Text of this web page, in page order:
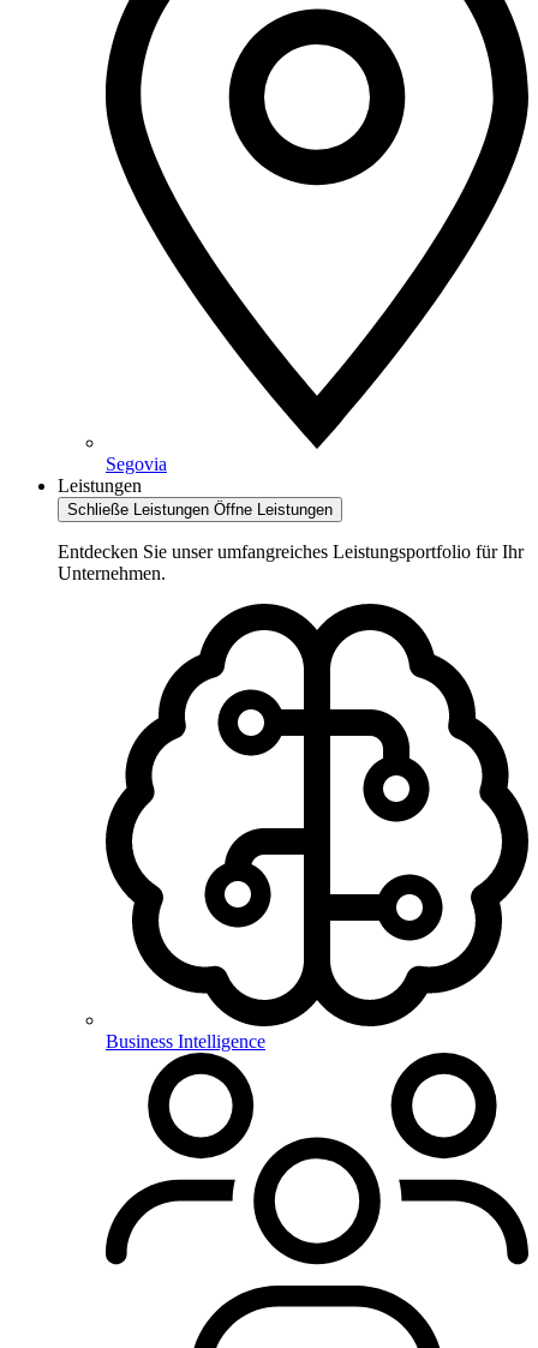
Segovia
Leistungen
Schließe Leistungen Öffne Leistungen
Entdecken Sie unser umfangreiches Leistungsportfolio für Ihr
Unternehmen.
Business Intelligence